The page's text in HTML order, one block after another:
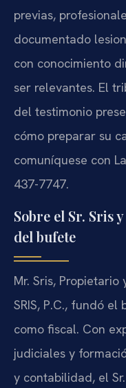
previas,
documentado
con conocimiento
ser relevantes. El
del testimonio
cómo preparar su
comuníquese con
437-7747.
Sobre el Sr. Sris
del bufete
Mr. Sris,
SRIS, P.C., fundó
como fiscal. Con
judiciales y
y contabilidad, el